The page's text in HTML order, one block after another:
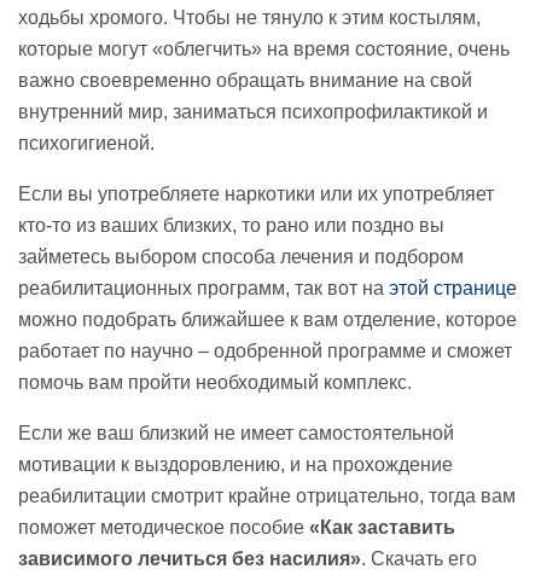
ходьбы хромого. Чтобы не тянуло к этим костылям,
которые могут «облегчить» на время состояние, очень
важно своевременно обращать внимание на свой
внутренний мир, заниматься психопрофилактикой и
психогигиеной.
Если вы употребляете наркотики или их употребляет
кто-то из ваших близких, то рано или поздно вы
займетесь выбором способа лечения и подбором
реабилитационных программ, так вот на этой странице
можно подобрать ближайшее к вам отделение, которое
работает по научно – одобренной программе и сможет
помочь вам пройти необходимый комплекс.
Если же ваш близкий не имеет самостоятельной
мотивации к выздоровлению, и на прохождение
реабилитации смотрит крайне отрицательно, тогда вам
поможет методическое пособие «Как заставить
зависимого лечиться без насилия». Скачать его